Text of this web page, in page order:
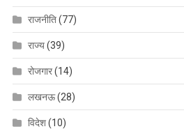
राजनीति(77)
राज्य(39)
रोजगार(14)
लखनऊ(28)
विदेश(10)